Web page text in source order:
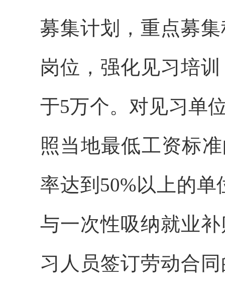
募集计划，重点募
岗位，强化见习培
于5万个。对见习单
照当地最低工资标
率达到50%以上的
与一次性吸纳就业
习人员签订劳动合